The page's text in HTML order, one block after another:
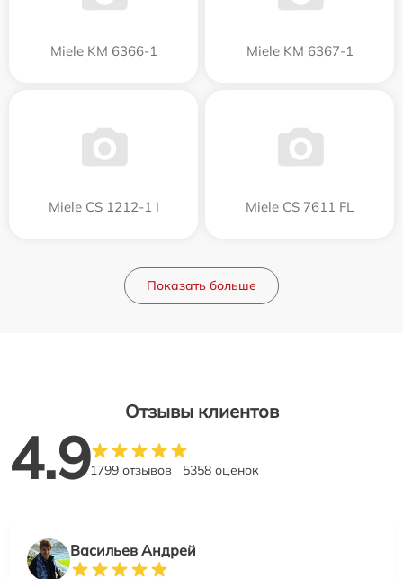
Miele KM 6366-1 Miele KM 6367-1
Miele CS 1212-1 I Miele CS 7611 FL
Показать больше
Отзывы клиентов
4.91799 отзывов 5358 оценок
Васильев Андрей